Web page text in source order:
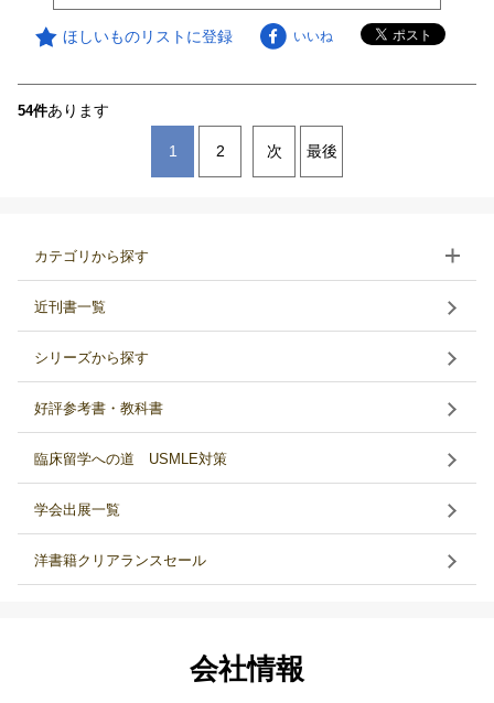
ほしいものリストに登録 いいね
54件あります
1 2 次 最後
カテゴリから探す
近刊書一覧
シリーズから探す
好評参考書・教科書
臨床留学への道 USMLE対策
学会出展一覧
洋書籍クリアランスセール
会社情報